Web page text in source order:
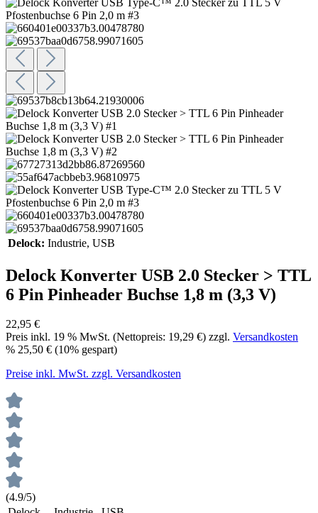
Delock: Industrie, USB
Delock Konverter USB 2.0 Stecker > TTL
6 Pin Pinheader Buchse 1,8 m (3,3 V)
22,95 €
Preis inkl. 19 % MwSt. (Nettopreis: 19,29 €) zzgl. Versandkosten
% 25,50 € (10% gespart)
Preise inkl. MwSt. zzgl. Versandkosten
(4.9/5)